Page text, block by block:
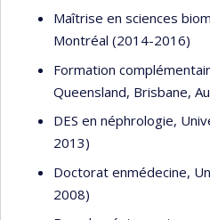
Maîtrise en sciences
Montréal (2014-2016)
Formation
Queensland, Brisbane,
DES en néphrologie,
2013)
Doctorat enmédecine,
2008)